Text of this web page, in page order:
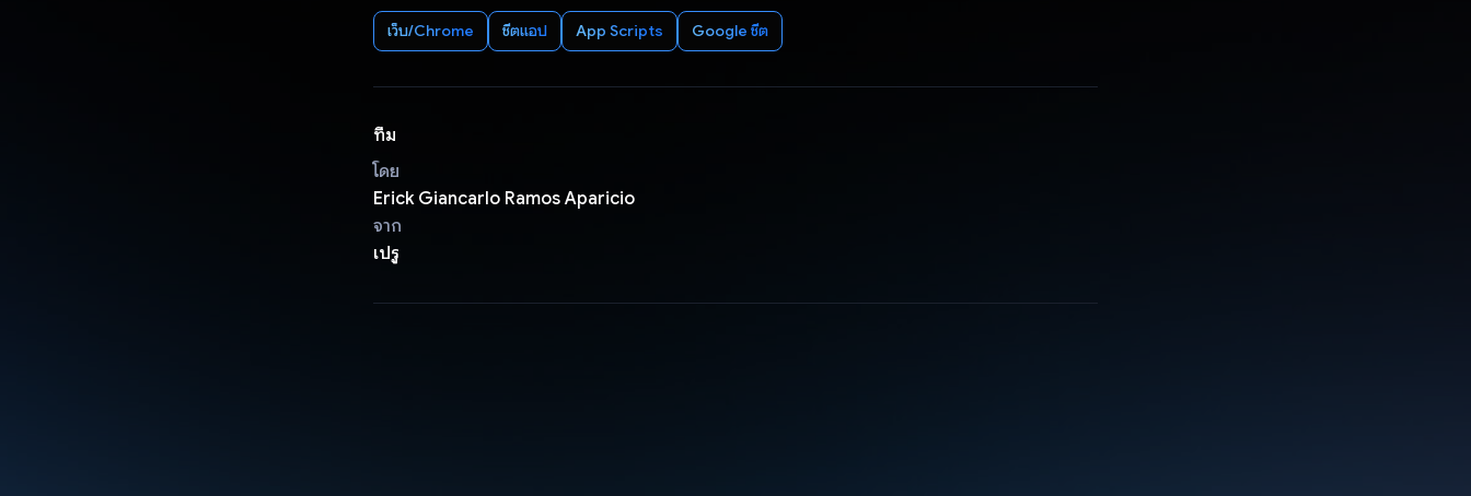
เว็บ/Chrome ชีตแอป App Scripts Google ชีต
ทีม
โดย
Erick Giancarlo Ramos Aparicio
จาก
เปรู